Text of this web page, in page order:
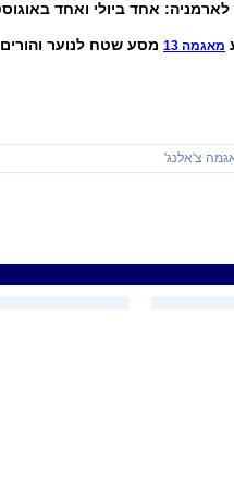
מאגמה 13 מסע שטח לנוער והורים
צ'אלנג'